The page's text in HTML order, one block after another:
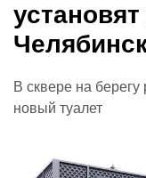
В сквере на
новый туалет